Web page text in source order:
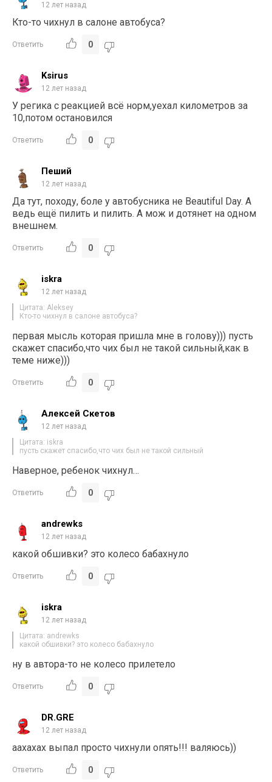
12 лет назад
Кто-то чихнул в салоне автобуса?
Ответить 0
Ksirus
12 лет назад
У регика с реакцией всё норм,уехал километров за
10,потом остановился
Ответить 0
Пеший
12 лет назад
Да тут, походу, боле у автобусника не Beautiful Day. А
ведь ещё пилить и пилить. А мож и дотянет на одном
внешнем.
Ответить 0
iskra
12 лет назад
Цитата: Aleksey
Кто-то чихнул в салоне автобуса?
первая мысль которая пришла мне в голову))) пусть
скажет спасибо,что чих был не такой сильный,как в
теме ниже)))
Ответить 0
Алексей Скетов
12 лет назад
Цитата: iskra
пусть скажет спасибо,что чих был не такой сильный
Наверное, ребенок чихнул…
Ответить 0
andrewks
12 лет назад
какой обшивки? это колесо бабахнуло
Ответить 0
iskra
12 лет назад
Цитата: andrewks
какой обшивки? это колесо бабахнуло
ну в автора-то не колесо прилетело
Ответить 0
DR.GRE
12 лет назад
аахахах выпал просто чихнули опять!!! валяюсь))
Ответить 0